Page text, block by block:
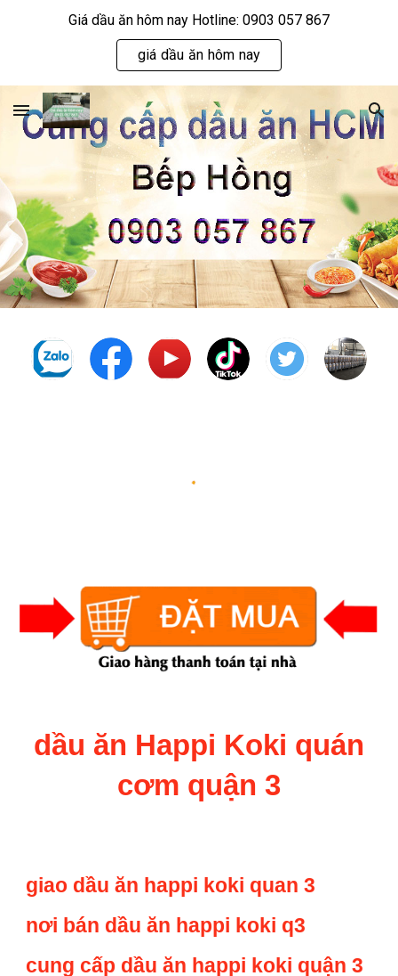
Giá dầu ăn hôm nay Hotline: 0903 057 867
giá dầu ăn hôm nay
dầu ăn Happi Koki quán
cơm quận 3
giao dầu ăn happi koki quan 3
nơi bán dầu ăn happi koki q3
cung cấp dầu ăn happi koki quận 3